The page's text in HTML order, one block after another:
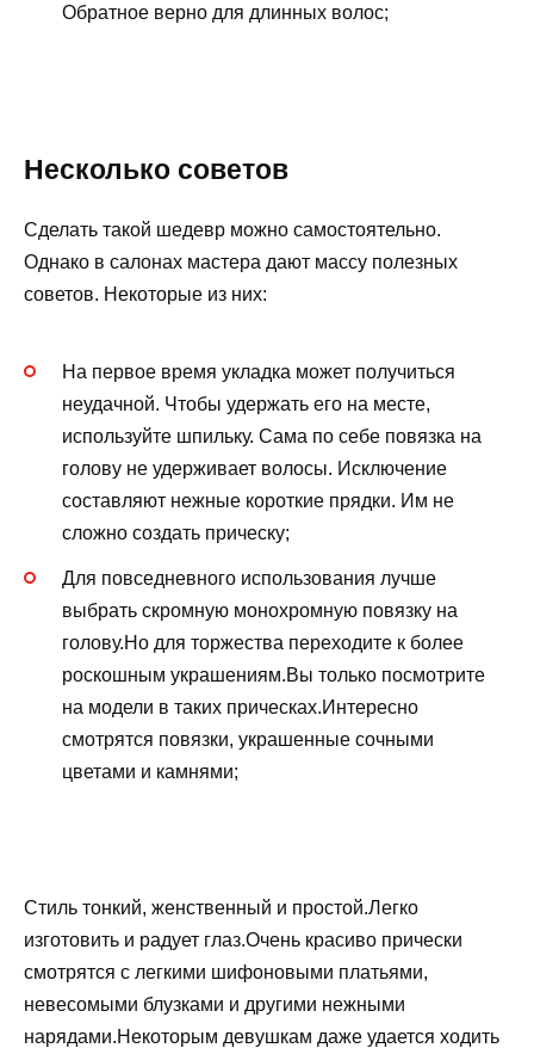
Обратное верно для длинных волос;
Несколько советов
Сделать такой шедевр можно самостоятельно.
Однако в салонах мастера дают массу полезных
советов. Некоторые из них:
На первое время укладка может получиться
неудачной. Чтобы удержать его на месте,
используйте шпильку. Сама по себе повязка на
голову не удерживает волосы. Исключение
составляют нежные короткие прядки. Им не
сложно создать прическу;
Для повседневного использования лучше
выбрать скромную монохромную повязку на
голову.Но для торжества переходите к более
роскошным украшениям.Вы только посмотрите
на модели в таких прическах.Интересно
смотрятся повязки, украшенные сочными
цветами и камнями;
Стиль тонкий, женственный и простой.Легко
изготовить и радует глаз.Очень красиво прически
смотрятся с легкими шифоновыми платьями,
невесомыми блузками и другими нежными
нарядами.Некоторым девушкам даже удается ходить